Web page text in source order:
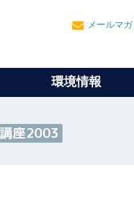
メールマ
環境情報
座2003